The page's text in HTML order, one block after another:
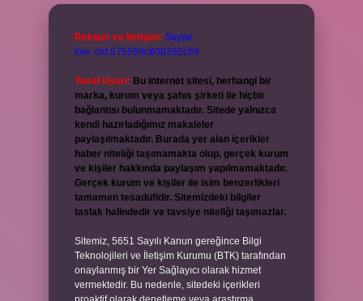
Reklam ve İletişim: Skype:
live:.cid.575569c608265c69
Yasal Uyarı: Bu internet sitesi, herhangi bir
marka, kurum veya şahıs şirketi ile hiçbir
bağlantısı bulunmamaktadır. Sitede yalnızca
kendi hazırladığımız makaleler
paylaşılmaktadır. Burada yer alan içerikler
haber niteliği taşımamakta olup, gerçek kurum
ve kişiler hakkında paylaşım yapılmamaktadır.
Gerçek kurum ve kişiler ile isim benzerlikleri
tamamen tesadüfidir. Sitemizdeki bilgiler
taslak halindedir ve tavsiye niteliği taşımazlar.
Sitemiz, 5651 Sayılı Kanun gereğince Bilgi
Teknolojileri ve İletişim Kurumu (BTK) tarafından
onaylanmış bir Yer Sağlayıcı olarak hizmet
vermektedir. Bu nedenle, sitedeki içerikleri